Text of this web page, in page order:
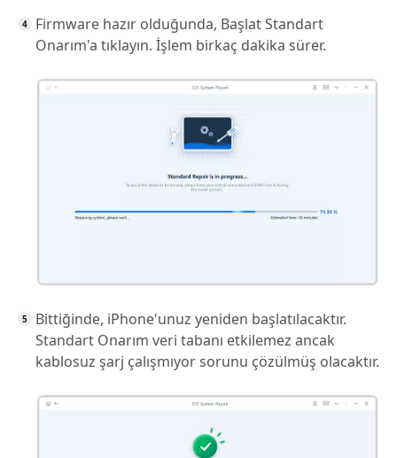
Firmware hazır olduğunda, Başlat Standart
Onarım'a tıklayın. İşlem birkaç dakika sürer.
Bittiğinde, iPhone'unuz yeniden başlatılacaktır.
Standart Onarım veri tabanı etkilemez ancak
kablosuz şarj çalışmıyor sorunu çözülmüş olacaktır.